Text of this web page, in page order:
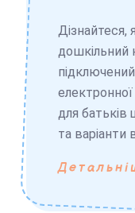
Дізнайтеся,
дошкільний
для батьків
та варіанти